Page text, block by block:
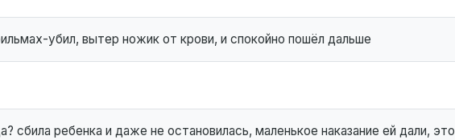
убил, вытер ножик от крови, и спокойно пошёл дальше
сбила ребенка и даже не остановилась, маленькое наказание ей дали, это